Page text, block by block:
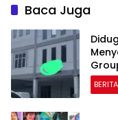
Baca Juga